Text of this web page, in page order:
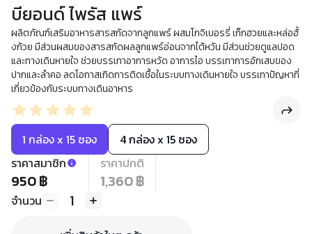
บียอนด์ ไพรัส แพร์
ผลิตภัณฑ์เสริมอาหารสารสกัดจากลูกแพร์ ผสมโกจิเบอรรี่ เก็กฮวยและหล่อฮั้
งก้วย มีส่วนผสมของสารสกัดผลลูกแพร์อ่อนจากไต้หวัน มีส่วนช่วยดูแลปอด
และทางเดินหายใจ ช่วยบรรเทาอาการหวัด อาการไอ บรรเทาการอักเสบของ
ปากและลำคอ ลดโอกาสเกิดการติดเชื้อในระบบทางเดินหายใจ บรรเทาปัญหาที่
เกี่ยวข้องกับระบบทางเดินอาหาร
1 กล่อง x 15 ซอง
4 กล่อง x 15 ซอง
ราคาสมาชิก
950 ฿
ราคาปกติ
1,360 ฿
จำนวน 1